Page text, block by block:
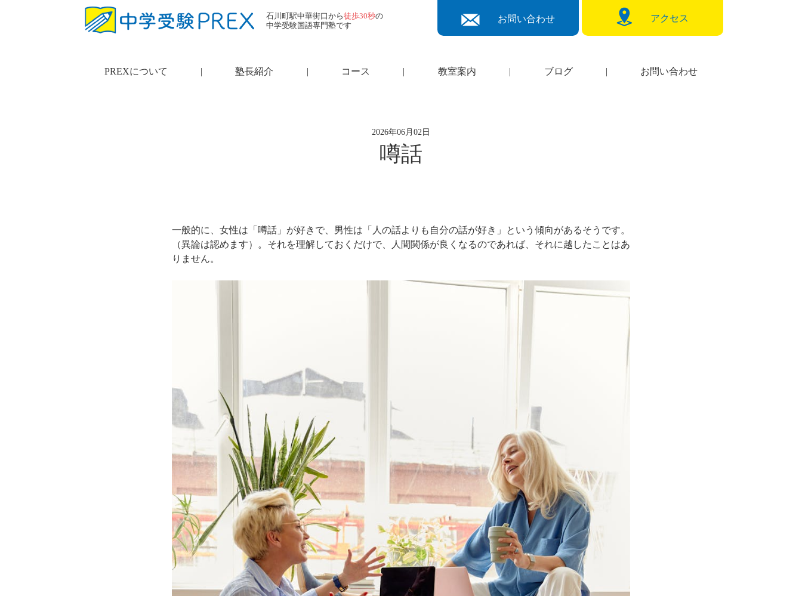
石川町駅中華街口から徒歩30秒の
中学受験国語専門塾です
お問い合わせ アクセス
PREXについて | 塾長紹介 | コース | 教室案内 | ブログ | お問い合わせ
2026年06月02日
噂話
一般的に、女性は「噂話」が好きで、男性は「人の話よりも自分の話が好き」という傾向があるそうです。
（異論は認めます）。それを理解しておくだけで、人間関係が良くなるのであれば、それに越したことはあ
りません。